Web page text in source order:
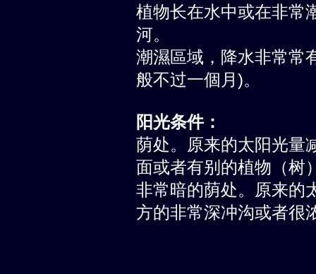
植物长在水中或在非常
河。
潮濕區域，降水非常常
般不过一個月)。
阳光条件：
荫处。原来的太阳光量
面或者有别的植物（树
非常暗的荫处。原来的
方的非常深冲沟或者很